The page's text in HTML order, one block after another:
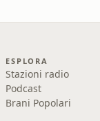
ESPLORA
Stazioni radio
Podcast
Brani Popolari